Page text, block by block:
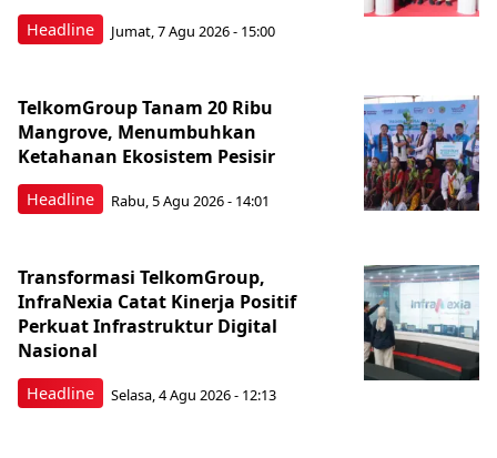
Headline Jumat, 7 Agu 2026 - 15:00
Headline
TelkomGroup Tanam 20 Ribu
Mangrove, Menumbuhkan
Ketahanan Ekosistem Pesisir
Rabu, 5 Agu 2026 - 14:01
Headline
Transformasi TelkomGroup,
InfraNexia Catat Kinerja Positif
Perkuat Infrastruktur Digital
Nasional
Selasa, 4 Agu 2026 - 12:13